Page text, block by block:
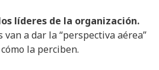
líderes de la organización.
van a dar la “perspectiva aérea”
la perciben.